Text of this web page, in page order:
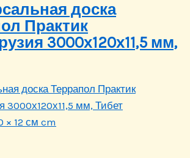
доска
Практик
3000х120х11,5 мм,
доска Террапол Практик
3000х120х11,5 мм, Тибет
× 12 см cm